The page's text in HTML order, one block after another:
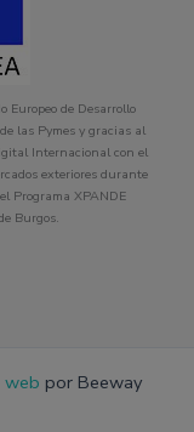
Europeo de Desarrollo
las Pymes y gracias al
Internacional con el
exteriores durante
Programa XPANDE
Burgos.
web por Beeway